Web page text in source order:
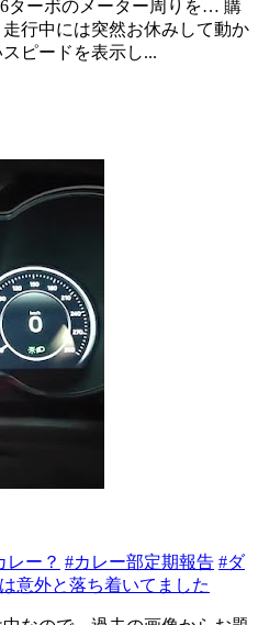
ターボのメーター周りを… 購
行中には突然お休みして動か
ピードを表示し...
レー？ #カレー部定期報告 #ダ
意外と落ち着いてました